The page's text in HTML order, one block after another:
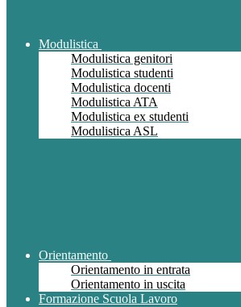
Modulistica
Modulistica genitori
Modulistica studenti
Modulistica docenti
Modulistica ATA
Modulistica ex studenti
Modulistica ASL
Orientamento
Orientamento in entrata
Orientamento in uscita
Formazione Scuola Lavoro